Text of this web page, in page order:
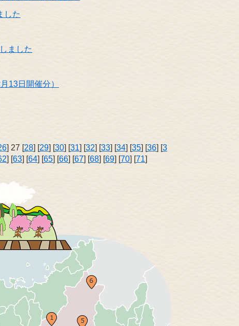
した
ました
13日開催分）
] 27 [28] [29] [30] [31] [32] [33] [34] [35] [36] [3
] [63] [64] [65] [66] [67] [68] [69] [70] [71]